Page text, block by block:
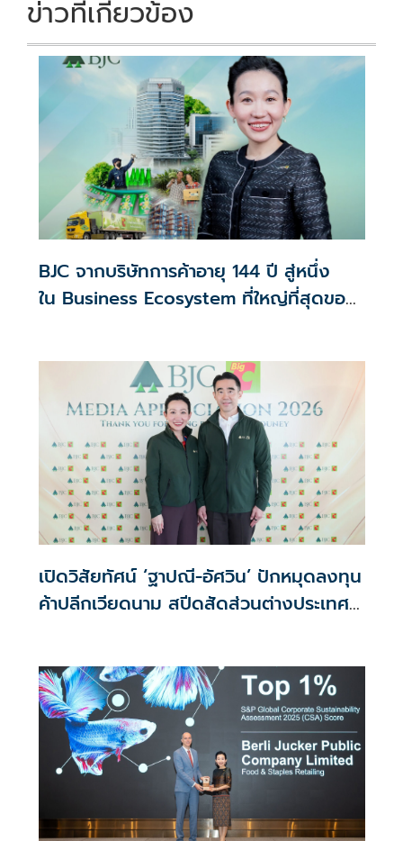
ข่าวที่เกี่ยวข้อง
BJC จากบริษัทการค้าอายุ 144 ปี สู่หนึ่ง
ใน Business Ecosystem ที่ใหญ่ที่สุดของ
เปิดวิสัยทัศน์ ‘ฐาปณี-อัศวิน’ ปักหมุดลงทุน
ค้าปลีกเวียดนาม สปีดสัดส่วนต่างประเทศ